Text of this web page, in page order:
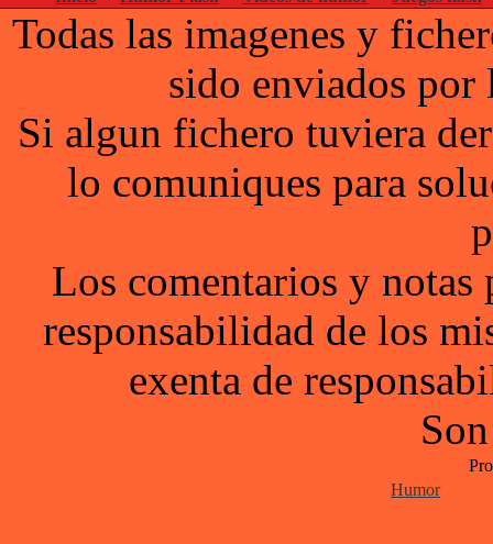
Todas las imagenes y
sido enviados por
Si algun fichero tuviera
lo comuniques para
Los comentarios y notas
responsabilidad de los
exenta de
Humor